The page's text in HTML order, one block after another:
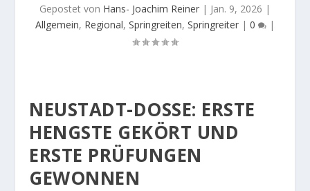
Gepostet von Hans- Joachim Reiner | Jan. 9, 2026 |
Allgemein, Regional, Springreiten, Springreiter | 0 |
NEUSTADT-DOSSE: ERSTE
HENGSTE GEKÖRT UND
ERSTE PRÜFUNGEN
GEWONNEN